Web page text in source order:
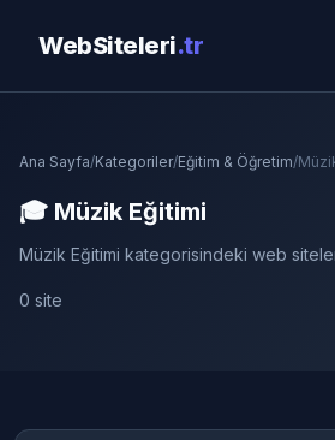
WebSiteleri.tr
Ana Sayfa/Kategoriler/Eğitim & Öğretim/
🎓 Müzik Eğitimi
Müzik Eğitimi kategorisindeki web
0 site